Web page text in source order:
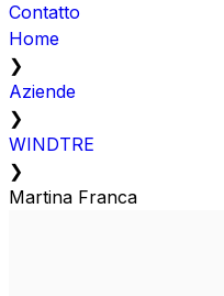
Contatto
Home
❯
Aziende
❯
WINDTRE
❯
Martina Franca